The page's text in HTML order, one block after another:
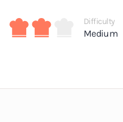
Difficulty
Medium